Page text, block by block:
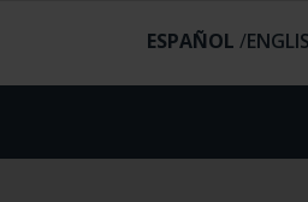
ESPAÑOL /